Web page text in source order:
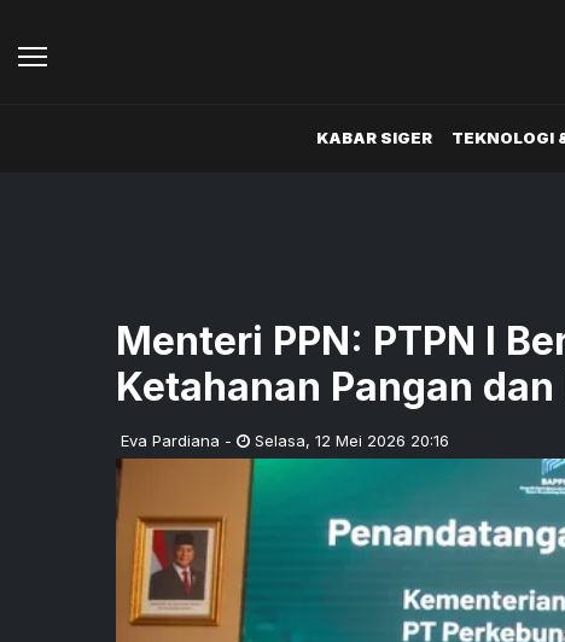
KABAR SIGER TEKNOLOGI
Menteri PPN: PTPN I
Ketahanan Pangan dan
Eva Pardiana - Selasa, 12 Mei 2026 20:16